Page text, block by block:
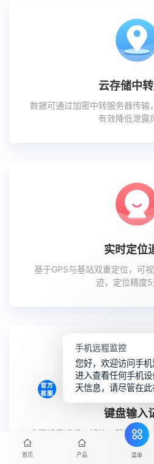
云存储中
数据可通过加密中转服务器传输
有效降低泄露
实时定位
基于GPS与基站双重定位，可
迹，定位精度5
键盘输入
全面记录通话、短信、聊天及
提供完整行为
首页 产品 菜单
手机远程监控
您好，欢迎访问手
进入查看任何手机
天信息，请尽管在此